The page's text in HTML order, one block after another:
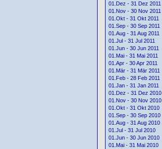
01.Dez - 31 Dez 2011
01.Nov - 30 Nov 2011
01.Okt - 31 Okt 2011
01.Sep - 30 Sep 2011
01.Aug - 31 Aug 2011
01.Jul - 31 Jul 2011
01.Jun - 30 Jun 2011
01.Mai - 31 Mai 2011
01.Apr - 30 Apr 2011
01.Mär - 31 Mär 2011
01.Feb - 28 Feb 2011
01.Jan - 31 Jan 2011
01.Dez - 31 Dez 2010
01.Nov - 30 Nov 2010
01.Okt - 31 Okt 2010
01.Sep - 30 Sep 2010
01.Aug - 31 Aug 2010
01.Jul - 31 Jul 2010
01.Jun - 30 Jun 2010
01.Mai - 31 Mai 2010